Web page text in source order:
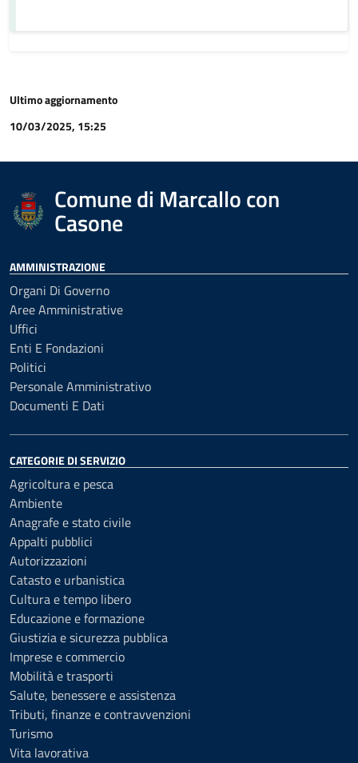
Ultimo aggiornamento
10/03/2025, 15:25
Comune di Marcallo con
Casone
AMMINISTRAZIONE
Organi Di Governo
Aree Amministrative
Uffici
Enti E Fondazioni
Politici
Personale Amministrativo
Documenti E Dati
CATEGORIE DI SERVIZIO
Agricoltura e pesca
Ambiente
Anagrafe e stato civile
Appalti pubblici
Autorizzazioni
Catasto e urbanistica
Cultura e tempo libero
Educazione e formazione
Giustizia e sicurezza pubblica
Imprese e commercio
Mobilità e trasporti
Salute, benessere e assistenza
Tributi, finanze e contravvenzioni
Turismo
Vita lavorativa